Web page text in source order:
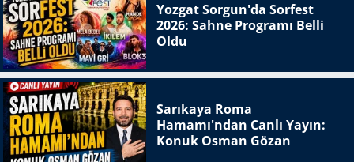
Yozgat Sorgun'da Sorfest
2026: Sahne Programı Belli
Oldu
Sarıkaya Roma
Hamamı'ndan Canlı Yayın:
Konuk Osman Gözan